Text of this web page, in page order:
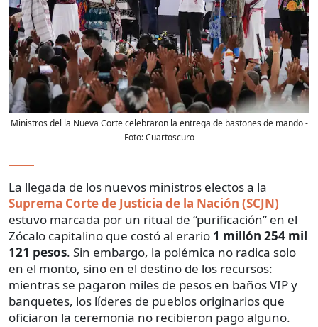
Ministros del la Nueva Corte celebraron la entrega de bastones de mando-
Foto:Cuartoscuro
La llegada de los nuevos ministros electos a la
Suprema Corte de Justicia de la Nación (SCJN)
estuvo marcada por un ritual de “purificación” en el
Zócalo capitalino que costó al erario 1 millón 254 mil
121 pesos. Sin embargo, la polémica no radica solo
en el monto, sino en el destino de los recursos:
mientras se pagaron miles de pesos en baños VIP y
banquetes, los líderes de pueblos originarios que
oficiaron la ceremonia no recibieron pago alguno.